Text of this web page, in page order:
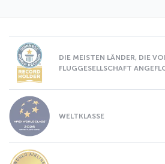
DIE MEISTEN LÄNDER, DIE
FLUGGESELLSCHAFT
WELTKLASSE